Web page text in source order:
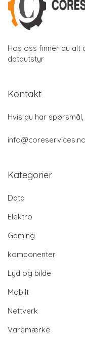
Hos oss finner du alt
datautstyr
Kontakt
Hvis du har
info@coreservices.no
Kategorier
Data
Elektro
Gaming
komponenter
Lyd og bilde
Mobilt
Nettverk
Varemærke